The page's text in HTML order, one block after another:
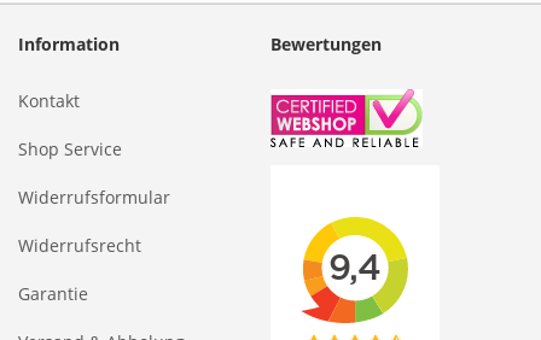
Information
Kontakt
Shop Service
Widerrufsformular
Widerrufsrecht
Garantie
Bewertungen